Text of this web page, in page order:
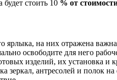
будет стоить 10 % от
на них отражена
освободите для него
изделий, их установка
зеркал, антресолей и полок